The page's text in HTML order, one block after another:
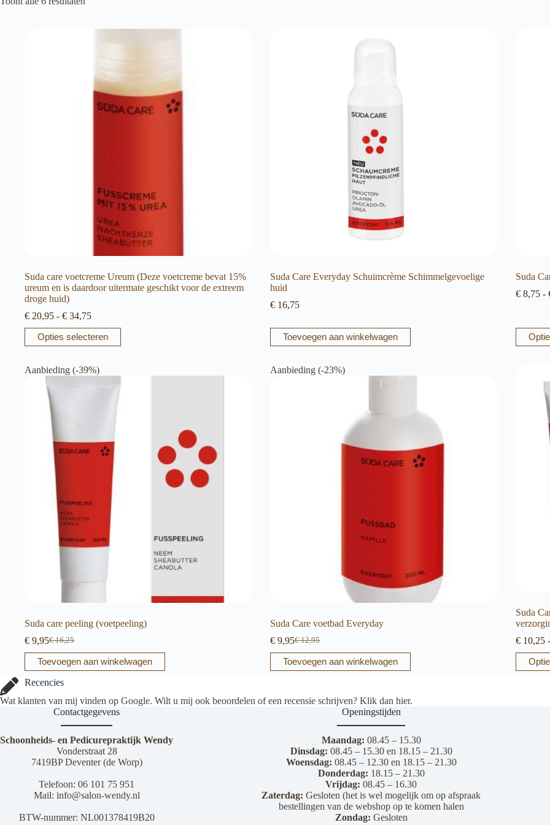
Suda care voetcreme Ureum (Deze voetcreme bevat 15%
ureum en is daardoor uitermate geschikt voor de extreem
droge huid)
€ 20,95 - € 34,75Prijsklasse:
€ 20,95
tot
€ 34,75
Opties selecteren
product
meerdere
variaties.
gekozen
worden
productpagina
Suda Care Everyday Schuimcrème Schimmelgevoelige
huid
€16,75
Toevoegen aan winkelwagen
Suda
€8,75 -
product
Aanbieding (-39%)
Suda care peeling (voetpeeling)
€16,25
Oorspronkelijke
prijs
was:
€ 16,25.
€ 9,95Huidige
prijs
is:
€ 9,95.
Toevoegen aan winkelwagen
Aanbieding (-23%)
Suda Care voetbad Everyday
€12,95
Oorspronkelijke
prijs
was:
€9,95Huidige
prijs
is:
Toevoegen aan winkelwagen
Suda
€10,25 -
product
Recencies
Wat klanten van mij vinden op Google. Wilt u mij ook beoordelen of een recensie schrijven? Klik dan hier.
Contactgegevens
Schoonheids- en Pedicurepraktijk Wendy
Vonderstraat 28
7419BP Deventer (de Worp)
Telefoon: 06 101 75 951
Mail: info@salon-wendy.nl
BTW-nummer: NL001378419B20
Openingstijden
Maandag: 08.45 – 15.30
Dinsdag: 08.45 – 15.30 en 18.15 – 21.30
Woensdag: 08.45 – 12.30 en 18.15 – 21.30
Donderdag: 18.15 – 21.30
Vrijdag: 08.45 – 16.30
Zaterdag:Gesloten (het is wel mogelijk om op afspraak
bestellingen van de webshop op te komen halen
Zondag: Gesloten